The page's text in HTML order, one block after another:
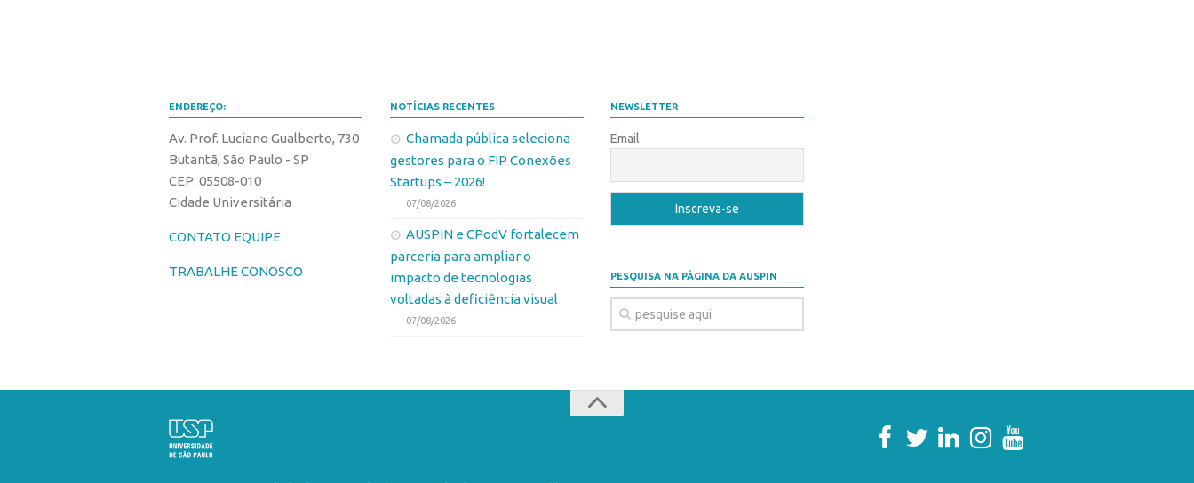
ENDEREÇO:
Av. Prof. Luciano Gualberto, 730
Butantã, São Paulo - SP
CEP: 05508-010
Cidade Universitária
CONTATO EQUIPE
TRABALHE CONOSCO
NOTÍCIAS RECENTES
Chamada pública seleciona
gestores para o FIP Conexões
Startups – 2026!
07/08/2026
AUSPIN e CPodV fortalecem
parceria para ampliar o
impacto de tecnologias
voltadas à deficiência visual
07/08/2026
NEWSLETTER
Email
PESQUISA NA PÁGINA DA AUSPIN